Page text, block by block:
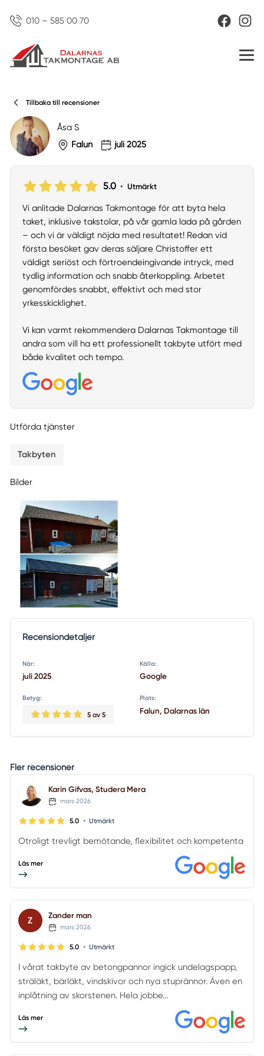
010 – 585 00 70
Tillbaka till recensioner
Åsa S
Falun
juli 2025
5.0 • Utmärkt
Vi anlitade Dalarnas Takmontage för att byta hela
taket, inklusive takstolar, på vår gamla lada på gården
– och vi är väldigt nöjda med resultatet! Redan vid
första besöket gav deras säljare Christoffer ett
väldigt seriöst och förtroendeingivande intryck, med
tydlig information och snabb återkoppling. Arbetet
genomfördes snabbt, effektivt och med stor
yrkesskicklighet.
Vi kan varmt rekommendera Dalarnas Takmontage till
andra som vill ha ett professionellt takbyte utfört med
både kvalitet och tempo.
Utförda tjänster
Takbyten
Bilder
Recensiondetaljer
När:
juli 2025
Källa:
Google
Betyg:
5av 5
Plats:
Falun, Dalarnas län
Fler recensioner
Karin Gifvas, Studera Mera
mars 2026
5.0 • Utmärkt
Otroligt trevligt bemötande, flexibilitet och kompetenta
Läs mer
Z Zander man
mars 2026
5.0 • Utmärkt
I vårat takbyte av betongpannor ingick undelagspapp,
sträläkt, bärläkt, vindskivor och nya stuprännor. Även en
inplåtning av skorstenen. Hela jobbe...
Läs mer